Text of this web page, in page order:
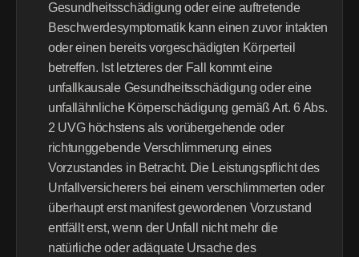
Gesundheitsschädigung oder eine auftretende
Beschwerdesymptomatik kann einen zuvor intakten
oder einen bereits vorgeschädigten Körperteil
betreffen. Ist letzteres der Fall kommt eine
unfallkausale Gesundheitsschädigung oder eine
unfallähnliche Körperschädigung gemäß Art. 6 Abs.
2 UVG höchstens als vorübergehende oder
richtunggebende Verschlimmerung eines
Vorzustandes in Betracht. Die Leistungspflicht des
Unfallversicherers bei einem verschlimmerten oder
überhaupt erst manifest gewordenen Vorzustand
entfällt erst, wenn der Unfall nicht mehr die
natürliche oder adäquate Ursache des